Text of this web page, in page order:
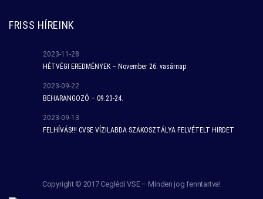
FRISS HÍREINK
2023-11-28
HÉTVÉGI EREDMÉNYEK – November 26. vasárnap
2023-09-22
BEHARANGOZÓ – 09.23-24.
2023-09-13
FELHÍVÁS!!! CVSE VÍZILABDA SZAKOSZTÁLYA FELVÉTELT HIRDET
Copyright © 2017 Ceglédi VSE – Minden jog fenntartva!